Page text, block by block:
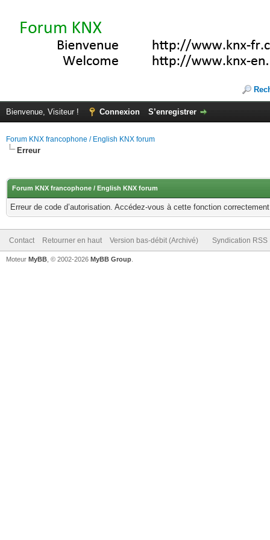
Bienvenue, Visiteur ! Connexion S’enregistrer
Forum KNX francophone / English KNX forum
Erreur
Forum KNX francophone / English KNX forum
Erreur de code d’autorisation. Accédez-vous à cette fonction
Contact Retourner en haut Version bas-débit (Archivé) Syndication RSS
Moteur MyBB , © 2002-2026 MyBB Group